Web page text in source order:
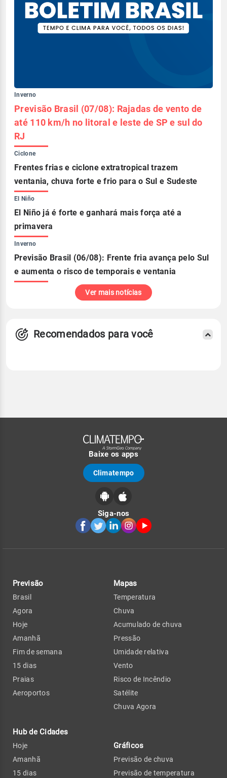
Inverno
Previsão Brasil (07/08): Rajadas de vento de
até 110 km/h no litoral e leste de SP e sul do
RJ
Ciclone
Frentes frias e ciclone extratropical trazem
ventania, chuva forte e frio para o Sul e Sudeste
El Niño
El Niño já é forte e ganhará mais força até a
primavera
Inverno
Previsão Brasil (06/08): Frente fria avança pelo Sul
e aumenta o risco de temporais e ventania
Ver mais notícias
Recomendados para você
Baixe os apps
Climatempo
Siga-nos
Previsão
Brasil
Agora
Hoje
Amanhã
Fim de semana
15 dias
Praias
Aeroportos
Hub de Cidades
Hoje
Amanhã
15 dias
Mapas
Temperatura
Chuva
Acumulado de chuva
Pressão
Umidade relativa
Vento
Risco de Incêndio
Satélite
Chuva Agora
Gráficos
Previsão de chuva
Previsão de temperatura